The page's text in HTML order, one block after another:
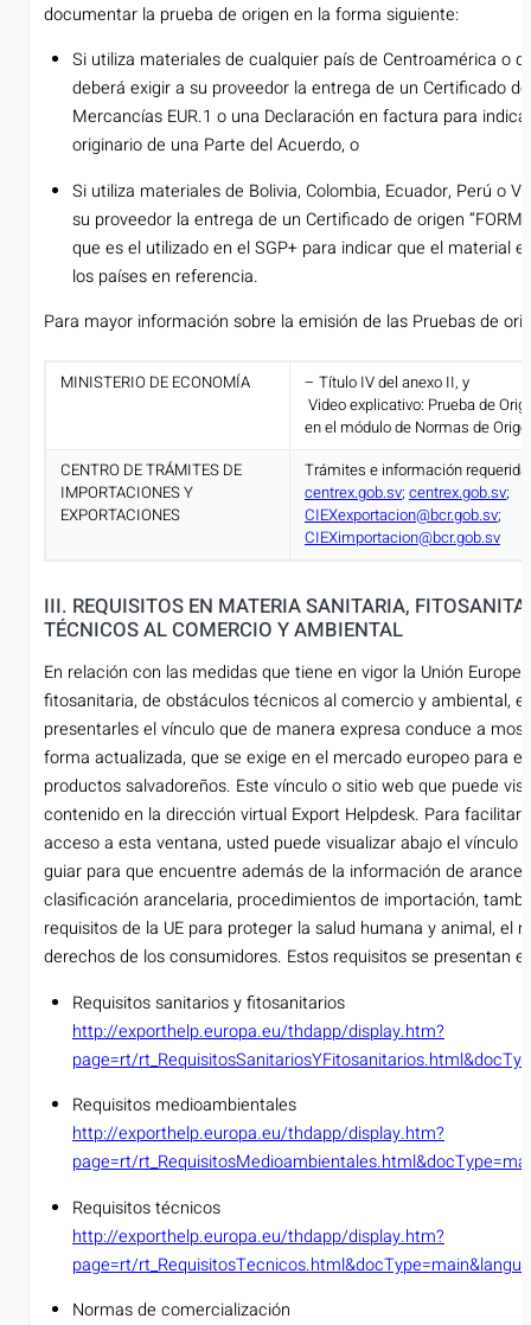
documentar la prueba de origen en la forma siguiente:
Si utiliza materiales de cualquier país de Centroamérica o
deberá exigir a su proveedor la entrega de un Certificado
Mercancías EUR.1 o una Declaración en factura para
originario de una Parte del Acuerdo, o
Si utiliza materiales de Bolivia, Colombia, Ecuador, Perú o
su proveedor la entrega de un Certificado de origen “FORM
que es el utilizado en el SGP+ para indicar que el material
los países en referencia.
Para mayor información sobre la emisión de las Pruebas de
MINISTERIO DE ECONOMÍA
– Título IV del anexo II, y
Video explicativo: Prueba de
en el módulo de Normas de
CENTRO DE TRÁMITES DE
IMPORTACIONES Y
EXPORTACIONES
Trámites e información requerida
centrex.gob.sv; centrex.gob.sv;
CIEXexportacion@bcr.gob.sv;
CIEXimportacion@bcr.gob.sv
III. REQUISITOS EN MATERIA SANITARIA,
TÉCNICOS AL COMERCIO Y AMBIENTAL
En relación con las medidas que tiene en vigor la Unión
fitosanitaria, de obstáculos técnicos al comercio y ambiental,
presentarles el vínculo que de manera expresa conduce a
forma actualizada, que se exige en el mercado europeo para
productos salvadoreños. Este vínculo o sitio web que puede
contenido en la dirección virtual Export Helpdesk. Para facilitar
acceso a esta ventana, usted puede visualizar abajo el vínculo
guiar para que encuentre además de la información de
clasificación arancelaria, procedimientos de importación,
requisitos de la UE para proteger la salud humana y animal, el
derechos de los consumidores. Estos requisitos se presentan
Requisitos sanitarios y fitosanitarios
http://exporthelp.europa.eu/thdapp/display.htm?
page=rt/
Requisitos medioambientales
http://exporthelp.europa.eu/thdapp/display.htm?
page=rt/
Requisitos técnicos
http://exporthelp.europa.eu/thdapp/display.htm?
page=rt/
Normas de comercialización